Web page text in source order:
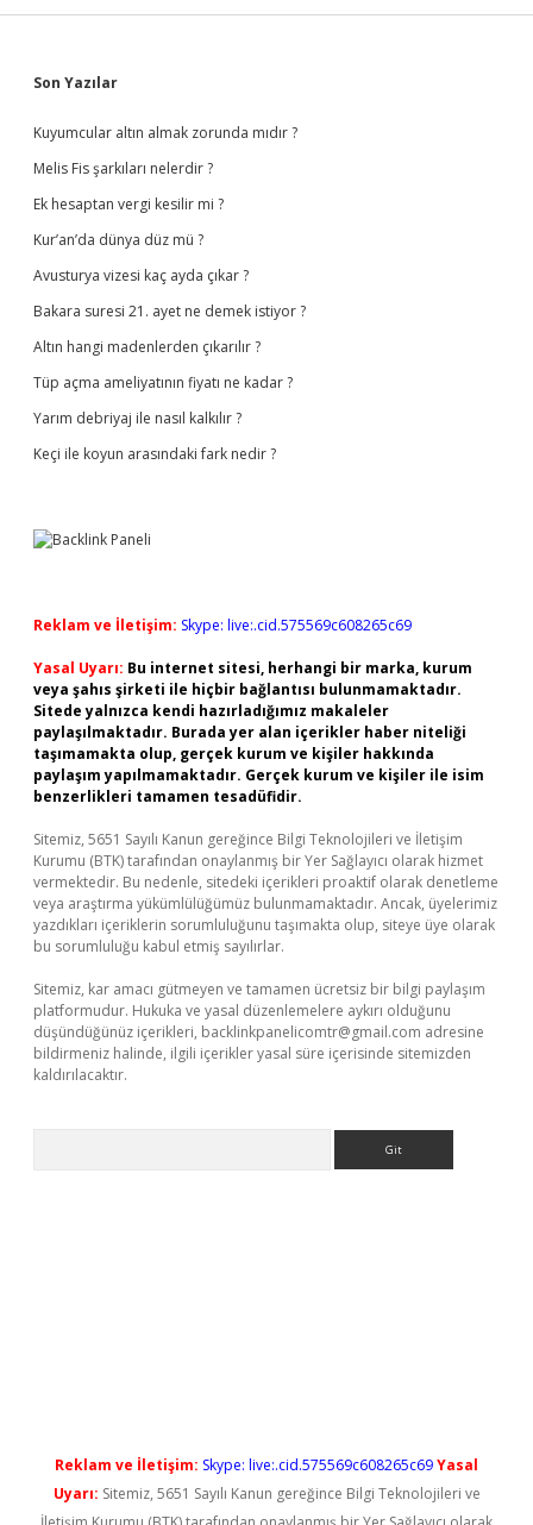
Sidebar
Son Yazılar
Kuyumcular altın almak zorunda mıdır ?
Melis Fis şarkıları nelerdir ?
Ek hesaptan vergi kesilir mi ?
Kur’an’da dünya düz mü ?
Avusturya vizesi kaç ayda çıkar ?
Bakara suresi 21. ayet ne demek istiyor ?
Altın hangi madenlerden çıkarılır ?
Tüp açma ameliyatının fiyatı ne kadar ?
Yarım debriyaj ile nasıl kalkılır ?
Keçi ile koyun arasındaki fark nedir ?
Reklam ve İletişim: Skype: live:.cid.575569c608265c69
Yasal Uyarı: Bu internet sitesi, herhangi bir marka, kurum
veya şahıs şirketi ile hiçbir bağlantısı bulunmamaktadır.
Sitede yalnızca kendi hazırladığımız makaleler
paylaşılmaktadır. Burada yer alan içerikler haber niteliği
taşımamakta olup, gerçek kurum ve kişiler hakkında
paylaşım yapılmamaktadır. Gerçek kurum ve kişiler ile isim
benzerlikleri tamamen tesadüfidir.
Sitemiz, 5651 Sayılı Kanun gereğince Bilgi Teknolojileri ve İletişim
Kurumu (BTK) tarafından onaylanmış bir Yer Sağlayıcı olarak hizmet
vermektedir. Bu nedenle, sitedeki içerikleri proaktif olarak denetleme
veya araştırma yükümlülüğümüz bulunmamaktadır. Ancak, üyelerimiz
yazdıkları içeriklerin sorumluluğunu taşımakta olup, siteye üye olarak
bu sorumluluğu kabul etmiş sayılırlar.
Sitemiz, kar amacı gütmeyen ve tamamen ücretsiz bir bilgi paylaşım
platformudur. Hukuka ve yasal düzenlemelere aykırı olduğunu
düşündüğünüz içerikleri, backlinkpanelicomtr@gmail.com adresine
bildirmeniz halinde, ilgili içerikler yasal süre içerisinde sitemizden
kaldırılacaktır.
Reklam ve İletişim: Skype: live:.cid.575569c608265c69Yasal
Uyarı: Sitemiz, 5651 Sayılı Kanun gereğince Bilgi Teknolojileri ve